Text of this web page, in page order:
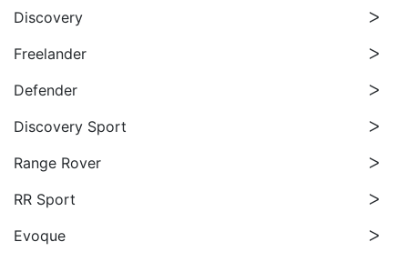
Discovery
Freelander
Defender
Discovery Sport
Range Rover
RR Sport
Evoque